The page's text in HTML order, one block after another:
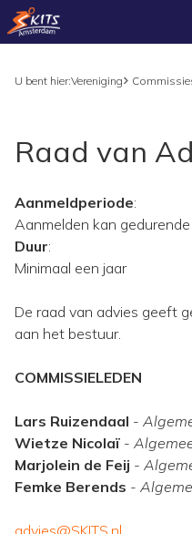
U bent hier:Vereniging
Raad van
Aanmeldperiode:
Aanmelden kan
Duur:
Minimaal een jaar
De raad van advies geeft
aan het bestuur.
COMMISSIELEDEN
Lars Ruizendaal -
Wietze Nicolaï -
Marjolein de Feij -
Femke Berends -
advies@SKITS.nl